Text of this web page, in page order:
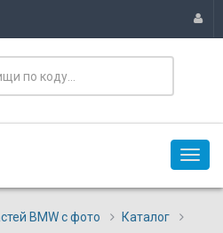
BMW с фото
Каталог